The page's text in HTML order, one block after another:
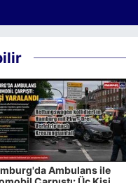
Ambulans ile